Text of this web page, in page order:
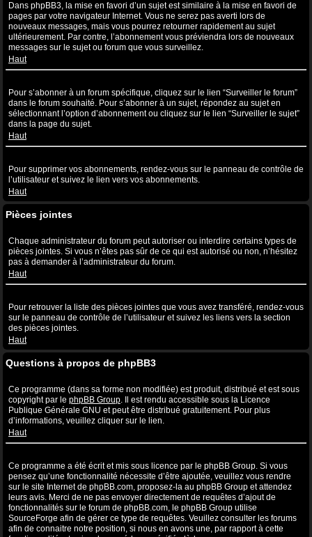
Dans phpBB3, la mise en favori d’un sujet est similaire à la mise en favori de
pages par votre navigateur Internet. Vous ne serez pas averti lors de
nouveaux messages, mais vous pourrez retourner rapidement au sujet
ultérieurement. Par contre, l’abonnement vous préviendra lors de nouveaux
messages sur le sujet ou forum que vous surveillez.
Haut
Pour s’abonner à un forum spécifique, cliquez sur le lien “Surveiller le forum”
dans le forum souhaité. Pour s’abonner à un sujet, répondez au sujet en
sélectionnant l’option d’abonnement ou cliquez sur le lien “Surveiller le sujet”
dans la page du sujet.
Haut
Pour supprimer vos abonnements, rendez-vous sur le panneau de contrôle de
l’utilisateur et suivez le lien vers vos abonnements.
Haut
Pièces jointes
Chaque administrateur du forum peut autoriser ou interdire certains types de
pièces jointes. Si vous n’êtes pas sûr de ce qui est autorisé ou non, n’hésitez
pas à demander à l’administrateur du forum.
Haut
Pour retrouver la liste des pièces jointes que vous avez transféré, rendez-vous
sur le panneau de contrôle de l’utilisateur et suivez les liens vers la section
des pièces jointes.
Haut
Questions à propos de phpBB3
Ce programme (dans sa forme non modifiée) est produit, distribué et est sous
copyright par le phpBB Group. Il est rendu accessible sous la Licence
Publique Générale GNU et peut être distribué gratuitement. Pour plus
d’informations, veuillez cliquer sur le lien.
Haut
Ce programme a été écrit et mis sous licence par le phpBB Group. Si vous
pensez qu’une fonctionnalité nécessite d’être ajoutée, veuillez vous rendre
sur le site Internet de phpBB.com, proposez-la au phpBB Group et attendez
leurs avis. Merci de ne pas envoyer directement de requêtes d’ajout de
fonctionnalités sur le forum de phpBB.com, le phpBB Group utilise
SourceForge afin de gérer ce type de requêtes. Veuillez consulter les forums
afin de connaitre notre position, si nous en avons une, par rapport à cette